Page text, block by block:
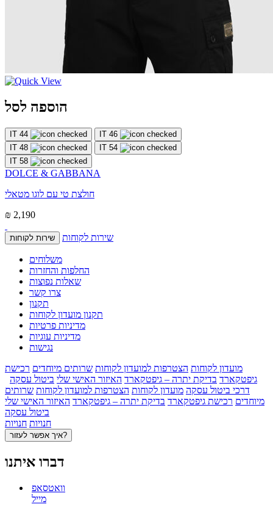
הוספה לסל
IT 44
IT 46
IT 48
IT 54
IT 58
DOLCE & GABBANA
חולצת טי עם לוגו מטאלי
₪ 2,190
שירות לקוחות שירות לקוחות
משלוחים
החלפות והחזרות
שאלות נפוצות
צרו קשר
תקנון
תקנון מועדון לקוחות
מדיניות פרטיות
מדיניות עוגיות
נגישות
מועדון לקוחות הצטרפות למועדון לקוחות שרותים מיוחדים רכישת
גיפטקארד בדיקת יתרה – גיפטקארד האיזור האישי שלי ביטול עסקה
דרכי ביטול עסקה מועדון לקוחות הצטרפות למועדון לקוחות שרותים
מיוחדים רכישת גיפטקארד בדיקת יתרה – גיפטקארד האיזור האישי שלי
ביטול עסקה
חנויות חנויות
איך אפשר לעזור?
דברו איתנו
וואטסאפ
מייל